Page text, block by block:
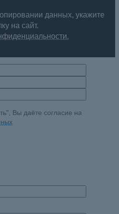
данных, укажите
на сайт.
Вы даёте согласие на